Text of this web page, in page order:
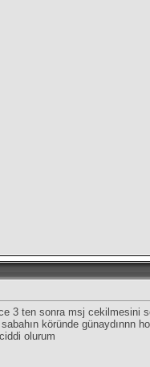
3 ten sonra msj
köründe günaydınnn
olurum